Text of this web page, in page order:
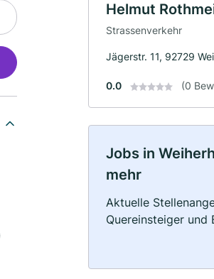
Helmut
Strassenverkehr
Jägerstr. 11, 92729
0.0 (0
Jobs in
mehr
Aktuelle
Quereinsteiger und